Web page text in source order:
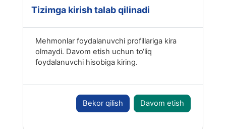
Tizimga kirish talab qilinadi
Mehmonlar foydalanuvchi profillariga kira
olmaydi. Davom etish uchun to‘liq
foydalanuvchi hisobiga kiring.
Bekor qilish Davom etish